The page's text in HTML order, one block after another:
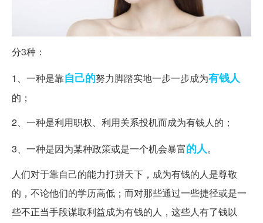
分3种：
1、一种是靠自己的努力脚踏实地一步一步成为有钱人
的；
2、一种是利用职权、利用关系投机而成为有钱人的；
3、一种是因为某种政策或是一个机会暴富的人。
人们对于靠自己的能力打拼天下，成为有钱的人是尊敬
的，不论他们的学历高低；而对那些通过一些捷径或是一
些不正当手段谋取利益成为有钱的人，这些人有了钱以